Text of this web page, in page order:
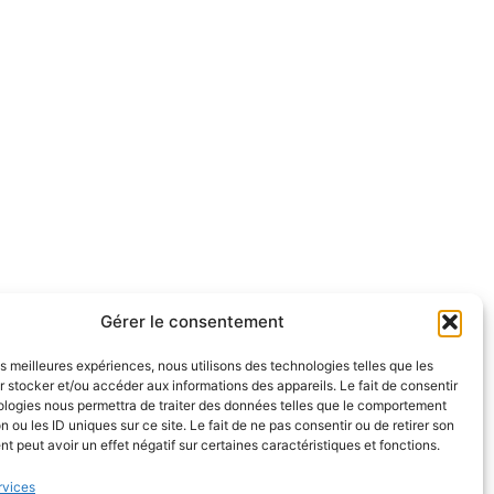
Gérer le consentement
meilleures expériences, nous utilisons des technologies telles que les
stocker et/ou accéder aux informations des appareils. Le fait de consentir
nous permettra de traiter des données telles que le comportement
ou les ID uniques sur ce site. Le fait de ne pas consentir ou de retirer son
peut avoir un effet négatif sur certaines caractéristiques et fonctions.